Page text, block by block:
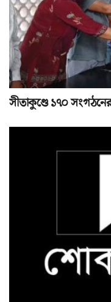
সীতাকুণ্ডে ১৭০